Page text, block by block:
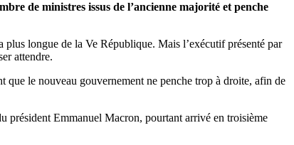
de ministres issus de l’ancienne majorité et penche
longue de la Ve République. Mais l’exécutif présenté par
attendre.
que le nouveau gouvernement ne penche trop à droite, afin de
président Emmanuel Macron, pourtant arrivé en troisième